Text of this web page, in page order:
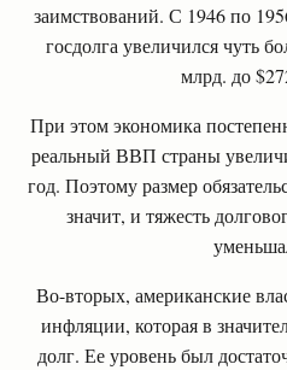
заимствований. С 1946 по
госдолга увеличился чуть
млрд. до
При этом экономика
реальный ВВП страны
год. Поэтому размер
значит, и тяжесть
Во-вторых, американские
инфляции, которая в
долг. Ее уровень был